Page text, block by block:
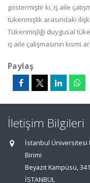
göstermiştir ki, iş aile
tükenmişlik arasındaki
Tükenmişliği duygusal
iş aile çalışmasının kısmi
Paylaş
İletişim Bilgileri
İstanbul Üniversitesi
Birimi
Beyazıt Kampüsü,
İSTANBUL